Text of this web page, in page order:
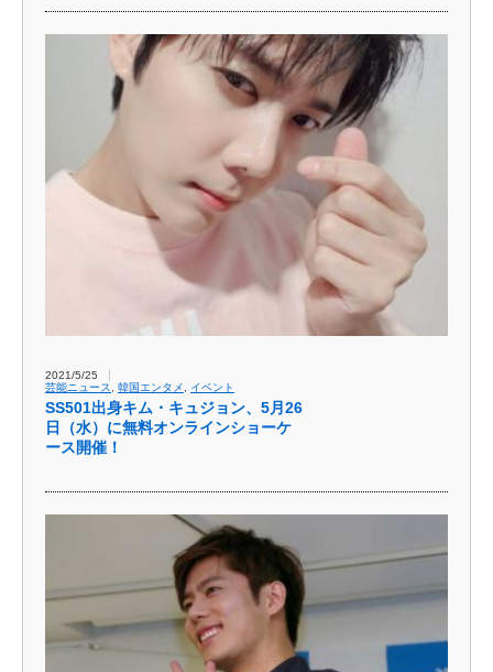
2021/5/25
芸能ニュース
韓国エンタメ イベント
SS501出身キム・キュジョン、5月26
日（水）に無料オンラインショーケ
ース開催！